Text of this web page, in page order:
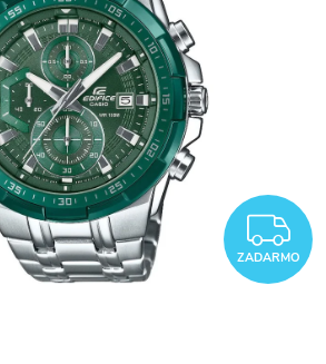
ZADARMO